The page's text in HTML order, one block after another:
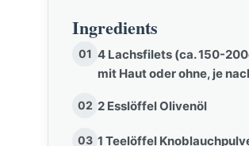
Ingredients
01 4 Lachsfilets (ca. 150-
mit Haut oder ohne, je
02 2 Esslöffel Olivenöl
03 1 Teelöffel